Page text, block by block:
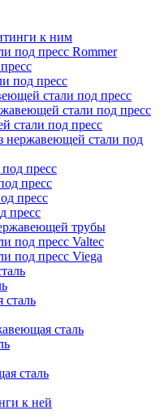
к ним
под пресс Rommer
под пресс
стали под пресс
стали под пресс
стали под пресс
нержавеющей стали под
пресс
пресс
пресс
пресс
трубы
под пресс Valtec
под пресс Viega
сталь
сталь
к ней